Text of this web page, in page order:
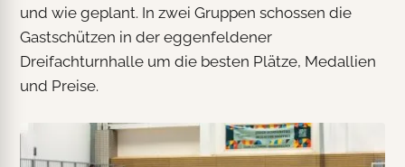
und wie geplant. In zwei Gruppen schossen die
Gastschützen in der eggenfeldener
Dreifachturnhalle um die besten Plätze, Medallien
und Preise.